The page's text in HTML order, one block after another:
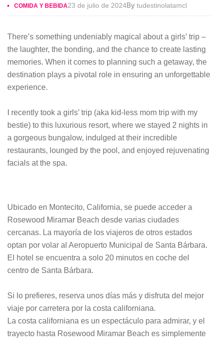
COMIDA Y BEBIDA23 de julio de 2024By tudestinolatamcl
There’s something undeniably magical about a girls’ trip –
the laughter, the bonding, and the chance to create lasting
memories. When it comes to planning such a getaway, the
destination plays a pivotal role in ensuring an unforgettable
experience.
I recently took a girls’ trip (aka kid-less mom trip with my
bestie) to this luxurious resort, where we stayed 2 nights in
a gorgeous bungalow, indulged at their incredible
restaurants, lounged by the pool, and enjoyed rejuvenating
facials at the spa.
Ubicado en Montecito, California, se puede acceder a
Rosewood Miramar Beach desde varias ciudades
cercanas. La mayoría de los viajeros de otros estados
optan por volar al Aeropuerto Municipal de Santa Bárbara.
El hotel se encuentra a solo 20 minutos en coche del
centro de Santa Bárbara.
Si lo prefieres, reserva unos días más y disfruta del mejor
viaje por carretera por la costa californiana.
La costa californiana es un espectáculo para admirar, y el
trayecto hasta Rosewood Miramar Beach es simplemente